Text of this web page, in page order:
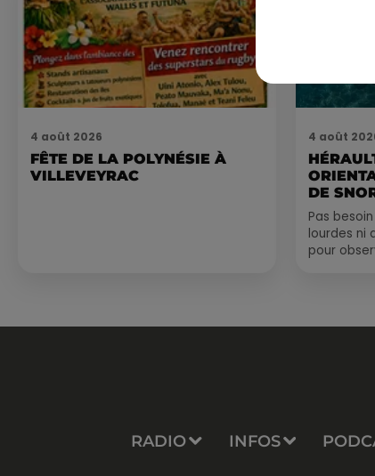
4 août 2026
FÊTE DE LA POLYNÉSIE À
VILLEVEYRAC
4 août
DE
Pas
lourdes ni
pour
RADIO INFOS